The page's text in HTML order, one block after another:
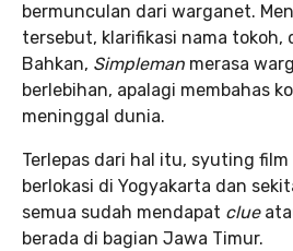
bermunculan dari warganet.
tersebut, klarifikasi nama tokoh,
Bahkan, Simpleman merasa
berlebihan, apalagi membahas
meninggal dunia.
Terlepas dari hal itu, syuting film
berlokasi di Yogyakarta dan
semua sudah mendapat clue
berada di bagian Jawa Timur.